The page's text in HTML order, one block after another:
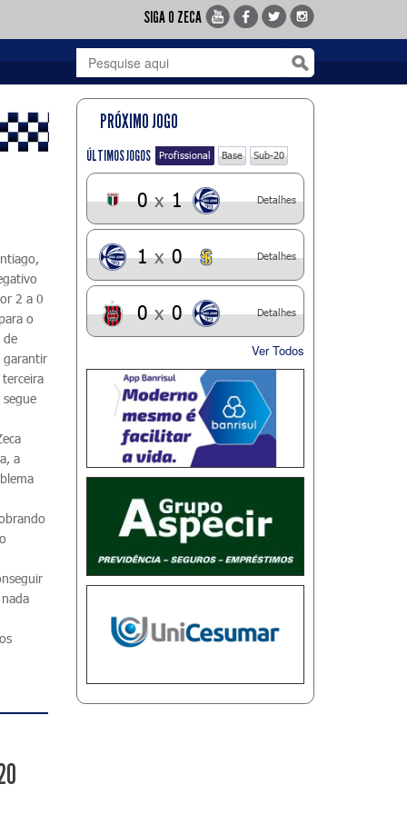
SIGA O ZECA
2 a 0
o
de
garantir
terceira
a
PRÓXIMO JOGO
ÚLTIMOS JOGOS Profissional Base Sub-20
0 x 1 Detalhes
1 x 0 Detalhes
0 x 0 Detalhes
Ver Todos